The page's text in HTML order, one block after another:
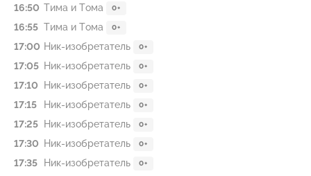
16:50 Тима и Тома 0+
16:55 Тима и Тома 0+
17:00 Ник-изобретатель 0+
17:05 Ник-изобретатель 0+
17:10 Ник-изобретатель 0+
17:15 Ник-изобретатель 0+
17:25 Ник-изобретатель 0+
17:30 Ник-изобретатель 0+
17:35 Ник-изобретатель 0+